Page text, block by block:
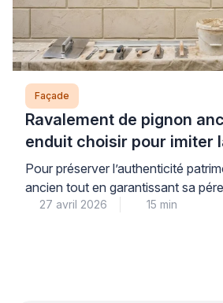
Façade
Ravalement de pignon
enduit choisir pour imiter
taille ?
Pour préserver l’authenticité
ancien tout en garantissant sa
la chaux traditionnels constituent
27 avril 2026 15 min